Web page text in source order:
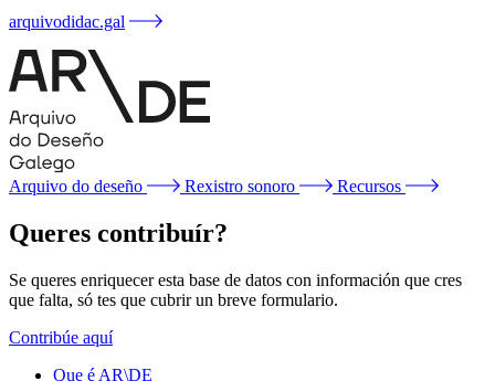
arquivodidac.gal
Arquivo do deseño Rexistro sonoro Recursos
Queres contribuír?
Se queres enriquecer esta base de datos con información que cres
que falta, só tes que cubrir un breve formulario.
Contribúe aquí
Que é AR\DE